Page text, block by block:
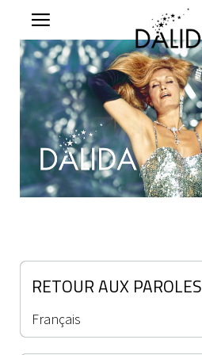
RETOUR AUX PAROLES
Français